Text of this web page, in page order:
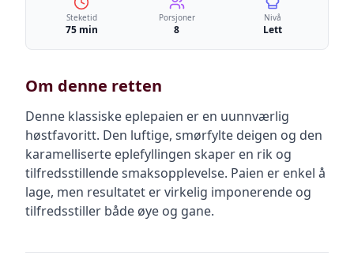
Steketid
75 min
Porsjoner
8
Nivå
Lett
Om denne retten
Denne klassiske eplepaien er en uunnværlig
høstfavoritt. Den luftige, smørfylte deigen og den
karamelliserte eplefyllingen skaper en rik og
tilfredsstillende smaksopplevelse. Paien er enkel å
lage, men resultatet er virkelig imponerende og
tilfredsstiller både øye og gane.